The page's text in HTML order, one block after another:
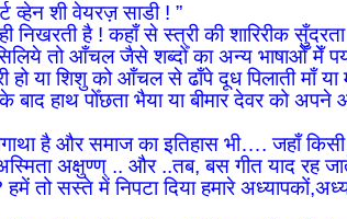
व्हेन शी वेयरज़ साडी ! ”
निखरती है ! कहाँ से स्त्री की शारिरीक
तो आँचल जैसे शब्दोँ का अन्य भाषाओँ मेँ
हो या शिशु को आँचल से ढाँपे दूध पिलाती
बाद हाथ पोँछता भैया या बीमार देवर को
है और समाज का इतिहास भी…. जहाँ
अस्मिता अक्षुण्ण् .. और ..तब, बस गीत याद रह
तो सस्ते में निपटा दिया हमारे